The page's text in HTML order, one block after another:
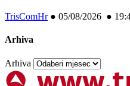
TrisComHr● 05/08/2026 ●
Arhiva
Arhiva